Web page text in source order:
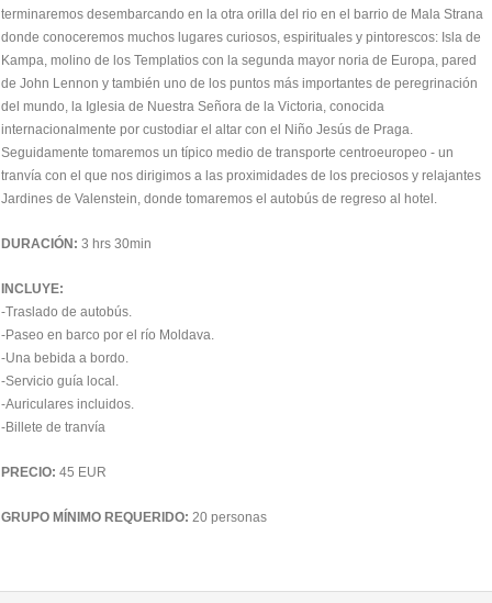
terminaremos desembarcando en la otra orilla del rio en el barrio de Mala Strana
donde conoceremos muchos lugares curiosos, espirituales y pintorescos: Isla de
Kampa, molino de los Templatios con la segunda mayor noria de Europa, pared
de John Lennon y también uno de los puntos más importantes de peregrinación
del mundo, la Iglesia de Nuestra Señora de la Victoria, conocida
internacionalmente por custodiar el altar con el Niño Jesús de Praga.
Seguidamente tomaremos un típico medio de transporte centroeuropeo - un
tranvía con el que nos dirigimos a las proximidades de los preciosos y relajantes
Jardines de Valenstein, donde tomaremos el autobús de regreso al hotel.
DURACIÓN: 3 hrs 30min
INCLUYE:
-Traslado de autobús.
-Paseo en barco por el río Moldava.
-Una bebida a bordo.
-Servicio guía local.
-Auriculares incluidos.
-Billete de tranvía
PRECIO: 45 EUR
GRUPO MÍNIMO REQUERIDO: 20 personas